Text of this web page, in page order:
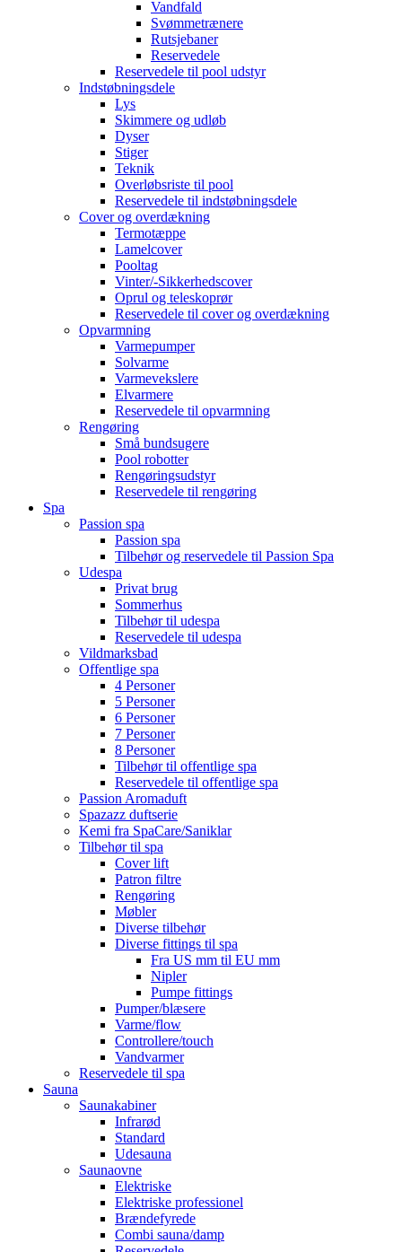
Vandfald
Svømmetrænere
Rutsjebaner
Reservedele
Reservedele til pool udstyr
Indstøbningsdele
Lys
Skimmere og udløb
Dyser
Stiger
Teknik
Overløbsriste til pool
Reservedele til indstøbningsdele
Cover og overdækning
Termotæppe
Lamelcover
Pooltag
Vinter/-Sikkerhedscover
Oprul og teleskoprør
Reservedele til cover og overdækning
Opvarmning
Varmepumper
Solvarme
Varmevekslere
Elvarmere
Reservedele til opvarmning
Rengøring
Små bundsugere
Pool robotter
Rengøringsudstyr
Reservedele til rengøring
Spa
Passion spa
Passion spa
Tilbehør og reservedele til Passion Spa
Udespa
Privat brug
Sommerhus
Tilbehør til udespa
Reservedele til udespa
Vildmarksbad
Offentlige spa
4 Personer
5 Personer
6 Personer
7 Personer
8 Personer
Tilbehør til offentlige spa
Reservedele til offentlige spa
Passion Aromaduft
Spazazz duftserie
Kemi fra SpaCare/Saniklar
Tilbehør til spa
Cover lift
Patron filtre
Rengøring
Møbler
Diverse tilbehør
Diverse fittings til spa
Fra US mm til EU mm
Nipler
Pumpe fittings
Pumper/blæsere
Varme/flow
Controllere/touch
Vandvarmer
Reservedele til spa
Sauna
Saunakabiner
Infrarød
Standard
Udesauna
Saunaovne
Elektriske
Elektriske professionel
Brændefyrede
Combi sauna/damp